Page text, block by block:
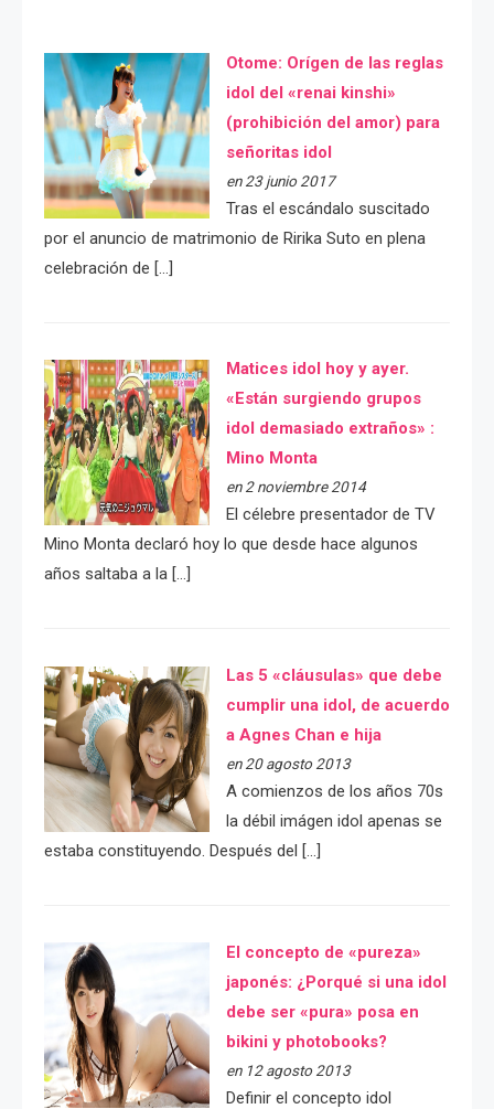
Otome: Orígen de las reglas
idol del «renai kinshi»
(prohibición del amor) para
señoritas idol
en 23 junio 2017
Tras el escándalo suscitado
por el anuncio de matrimonio de Ririka Suto en plena
celebración de […]
Matices idol hoy y ayer.
«Están surgiendo grupos
idol demasiado extraños» :
Mino Monta
en 2 noviembre 2014
El célebre presentador de TV
Mino Monta declaró hoy lo que desde hace algunos
años saltaba a la […]
Las 5 «cláusulas» que debe
cumplir una idol, de acuerdo
a Agnes Chan e hija
en 20 agosto 2013
A comienzos de los años 70s
la débil imágen idol apenas se
estaba constituyendo. Después del […]
El concepto de «pureza»
japonés: ¿Porqué si una idol
debe ser «pura» posa en
bikini y photobooks?
en 12 agosto 2013
Definir el concepto idol